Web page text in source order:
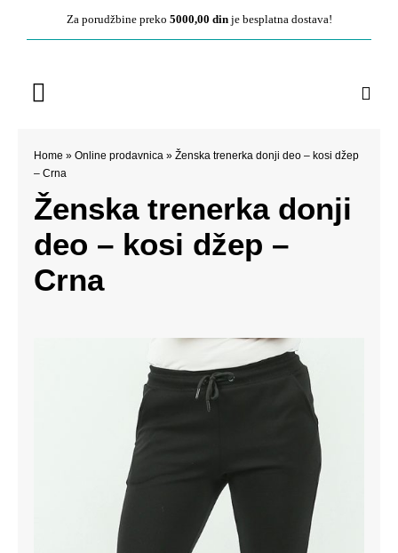
Za porudžbine preko 5000,00 dinje besplatna dostava!
Toggle
Početna
O nama
Ženska kolekcija
Home » Online prodavnica» Ženska trenerka donji deo – kosi džep
– Crna
Ženska trenerka donji
deo – kosi džep –
Crna